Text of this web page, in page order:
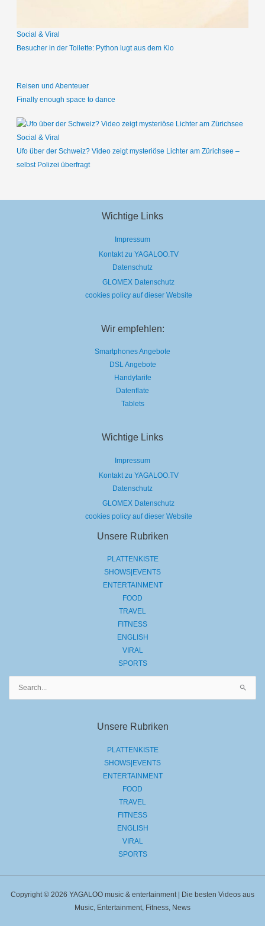
Social & Viral
Besucher in der Toilette: Python lugt aus dem Klo
Reisen und Abenteuer
Finally enough space to dance
Social & Viral
Ufo über der Schweiz? Video zeigt mysteriöse Lichter am Zürichsee –
selbst Polizei überfragt
Wichtige Links
Impressum
Kontakt zu YAGALOO.TV
Datenschutz
GLOMEX Datenschutz
cookies policy auf dieser Website
Wir empfehlen:
Smartphones Angebote
DSL Angebote
Handytarife
Datenflate
Tablets
Wichtige Links
Impressum
Kontakt zu YAGALOO.TV
Datenschutz
GLOMEX Datenschutz
cookies policy auf dieser Website
Unsere Rubriken
PLATTENKISTE
SHOWS|EVENTS
ENTERTAINMENT
FOOD
TRAVEL
FITNESS
ENGLISH
VIRAL
SPORTS
Unsere Rubriken
PLATTENKISTE
SHOWS|EVENTS
ENTERTAINMENT
FOOD
TRAVEL
FITNESS
ENGLISH
VIRAL
SPORTS
Copyright © 2026 YAGALOO music & entertainment | Die besten Videos aus
Music, Entertainment, Fitness, News